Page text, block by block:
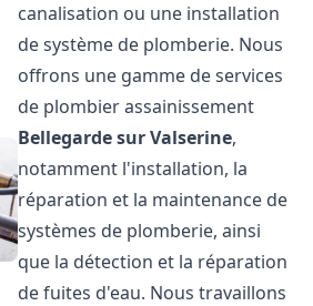
canalisation ou une installation
de système de plomberie. Nous
offrons une gamme de services
de plombier assainissement
Bellegarde sur Valserine,
notamment l'installation, la
réparation et la maintenance de
systèmes de plomberie, ainsi
que la détection et la réparation
de fuites d'eau. Nous travaillons